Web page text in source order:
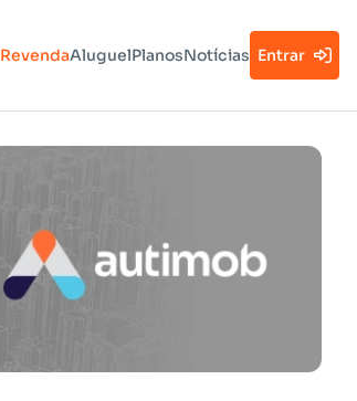
RevendaAluguelPlanosNotícias Entrar